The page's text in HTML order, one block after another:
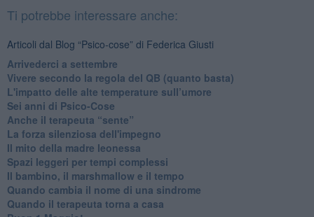
Ti potrebbe interessare anche:
Articoli dal Blog “Psico-cose” di Federica Giusti
​Arrivederci a settembre
​Vivere secondo la regola del QB (quanto basta)
​L'impatto delle alte temperature sull’umore
Sei anni di Psico-Cose
​Anche il terapeuta “sente”
​La forza silenziosa dell'impegno
​Il mito della madre leonessa
Spazi leggeri per tempi complessi
Il bambino, il marshmallow e il tempo
​Quando cambia il nome di una sindrome
​Quando il terapeuta torna a casa